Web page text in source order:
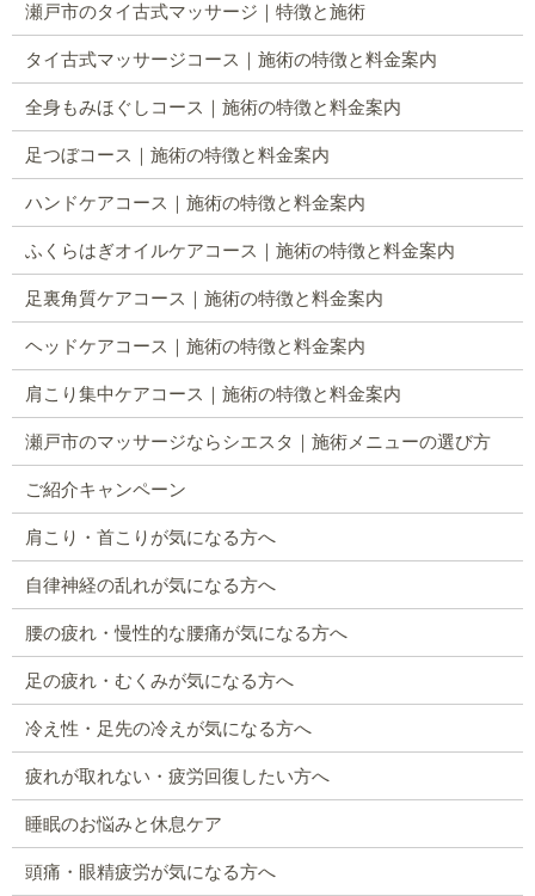
瀬戸市のタイ古式マッサージ｜特徴と施術
タイ古式マッサージコース｜施術の特徴と料金案内
全身もみほぐしコース｜施術の特徴と料金案内
足つぼコース｜施術の特徴と料金案内
ハンドケアコース｜施術の特徴と料金案内
ふくらはぎオイルケアコース｜施術の特徴と料金案内
足裏角質ケアコース｜施術の特徴と料金案内
ヘッドケアコース｜施術の特徴と料金案内
肩こり集中ケアコース｜施術の特徴と料金案内
瀬戸市のマッサージならシエスタ｜施術メニューの選び方
ご紹介キャンペーン
肩こり・首こりが気になる方へ
自律神経の乱れが気になる方へ
腰の疲れ・慢性的な腰痛が気になる方へ
足の疲れ・むくみが気になる方へ
冷え性・足先の冷えが気になる方へ
疲れが取れない・疲労回復したい方へ
睡眠のお悩みと休息ケア
頭痛・眼精疲労が気になる方へ